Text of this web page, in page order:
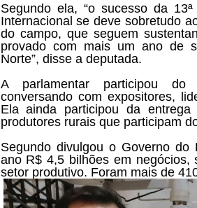
Segundo ela, “o sucesso da
Internacional se deve sobretudo
do campo, que seguem
provado com mais um ano de
Norte”, disse a deputada.
A parlamentar participou do
conversando com expositores,
Ela ainda participou da
produtores rurais que participam
Segundo divulgou o Governo
ano R$ 4,5 bilhões em
setor produtivo. Foram mais de